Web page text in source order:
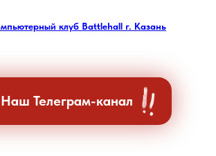
клуб Battlehall г. Казань
Наш Телеграм-канал